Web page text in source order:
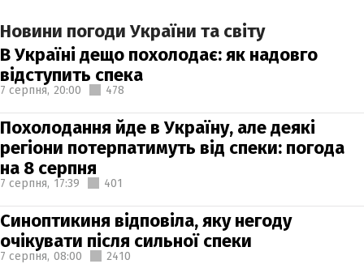
Новини погоди України та світу
В Україні дещо похолодає: як надовго
відступить спека
7 серпня, 20:00 478
Похолодання йде в Україну, але деякі
регіони потерпатимуть від спеки: погода
на 8 серпня
7 серпня, 17:39 401
Синоптикиня відповіла, яку негоду
очікувати після сильної спеки
7 серпня, 08:00 2410